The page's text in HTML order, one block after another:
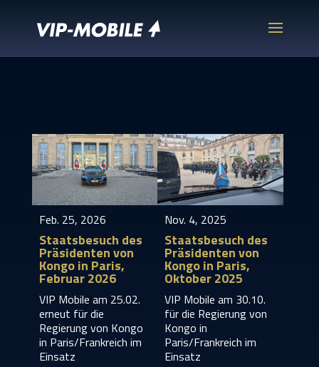
Feb. 25, 2026
Staatsbesuch des
Präsidenten von
Kongo in Paris,
Februar 2026
VIP Mobile am 25.02.
erneut für die
Regierung von Kongo
in Paris/Frankreich im
Einsatz
Nov. 4, 2025
Staatsbesuch des
Präsidenten von
Kongo in Paris,
Oktober 2025
VIP Mobile am 30.10.
für die Regierung von
Kongo in
Paris/Frankreich im
Einsatz